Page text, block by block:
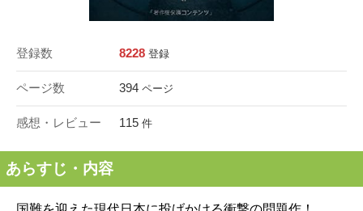
登録数 8228 登録
ページ数 394 ページ
感想・レビュー 115 件
あらすじ・内容